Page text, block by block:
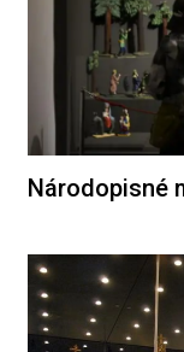
Národopisné